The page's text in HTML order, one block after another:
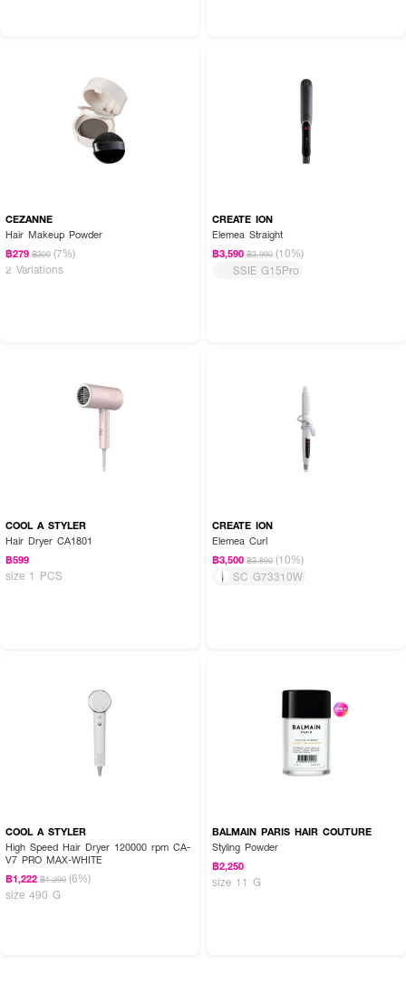
CEZANNE
Hair Makeup Powder
฿279 ฿300 (7%)
2 Variations
CREATE ION
Elemea Straight
฿3,590 ฿3,990 (10%)
SSIE G15Pro
COOL A STYLER
Hair Dryer CA1801
฿599
size 1 PCS
CREATE ION
Elemea Curl
฿3,500 ฿3,890 (10%)
SC G73310W
COOL A STYLER
High Speed Hair Dryer 120000 rpm CA-
V7 PRO MAX-WHITE
฿1,222 ฿1,299 (6%)
size 490 G
BALMAIN PARIS HAIR COUTURE
Styling Powder
฿2,250
size 11 G